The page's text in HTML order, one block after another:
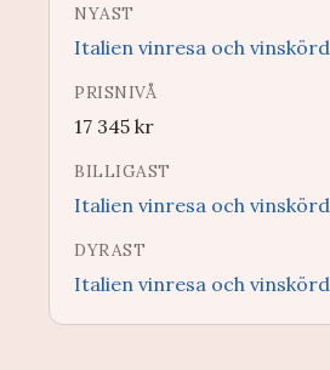
NYAST
Italien vinresa och vinskörd
PRISNIVÅ
17 345 kr
BILLIGAST
Italien vinresa och vinskörd
DYRAST
Italien vinresa och vinskörd